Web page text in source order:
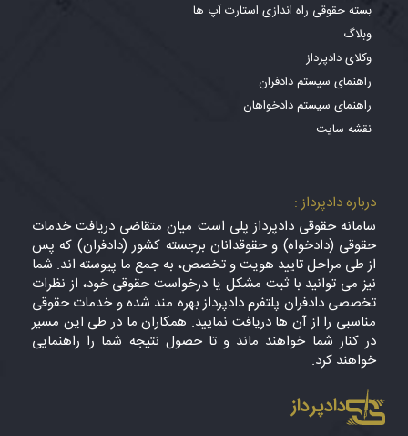
بسته حقوقی راه اندازی استارت آپ ها
وبلاگ
وکلای دادپرداز
راهنمای سیستم دادفران
راهنمای سیستم دادخواهان
نقشه سایت
درباره دادپرداز :
سامانه حقوقی دادپرداز پلی است میان متقاضی دریافت خدمات
حقوقی (دادخواه) و حقوقدانان برجسته کشور (دادفران) که پس
از طی مراحل تایید هویت و تخصص، به جمع ما پیوسته اند. شما
نیز می توانید با ثبت مشکل یا درخواست حقوقی خود، از نظرات
تخصصی دادفران پلتفرم دادپرداز بهره مند شده و خدمات حقوقی
مناسبی را از آن ها دریافت نمایید. همکاران ما در طی این مسیر
در کنار شما خواهند ماند و تا حصول نتیجه شما را راهنمایی
خواهند کرد.
دادپرداز